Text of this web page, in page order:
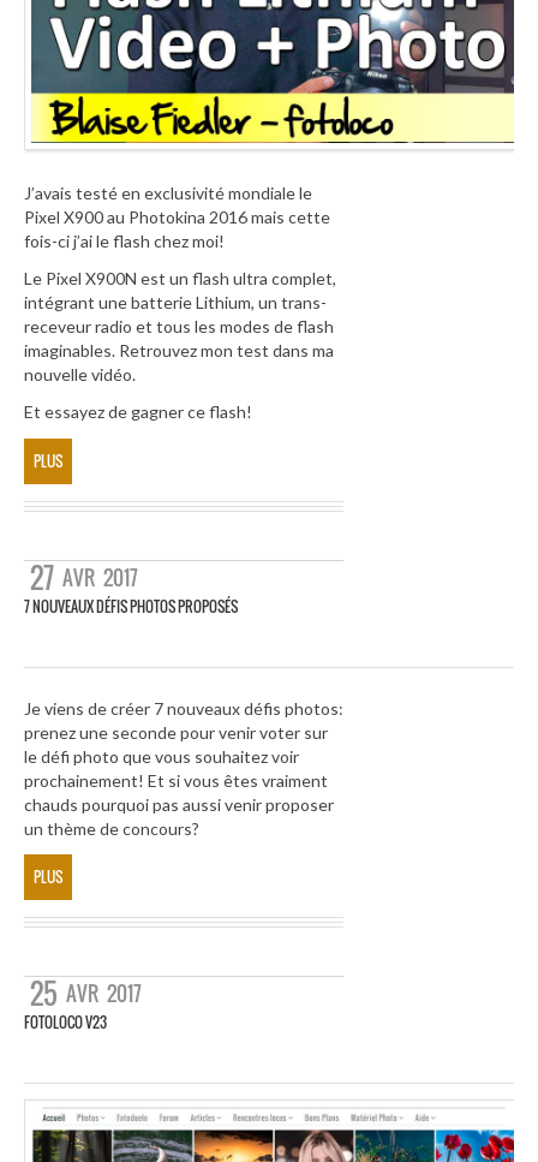
J’avais testé en exclusivité mondiale le
Pixel X900 au Photokina 2016 mais cette
fois-ci j’ai le flash chez moi!
Le Pixel X900N est un flash ultra complet,
intégrant une batterie Lithium, un trans-
receveur radio et tous les modes de flash
imaginables. Retrouvez mon test dans ma
nouvelle vidéo.
Et essayez de gagner ce flash!
PLUS
27 AVR 2017
7 NOUVEAUX DÉFIS PHOTOS PROPOSÉS
Je viens de créer 7 nouveaux défis photos:
prenez une seconde pour venir voter sur
le défi photo que vous souhaitez voir
prochainement! Et si vous êtes vraiment
chauds pourquoi pas aussi venir proposer
un thème de concours?
PLUS
25 AVR 2017
FOTOLOCO V23